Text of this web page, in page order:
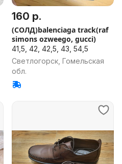
160 р.
(СОЛД)balenciaga track(raf
simons ozweego, gucci)
41,5, 42, 42,5, 43, 54,5
Светлогорск, Гомельская
обл.